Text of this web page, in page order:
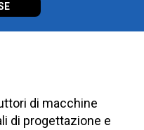
di macchine
di progettazione e